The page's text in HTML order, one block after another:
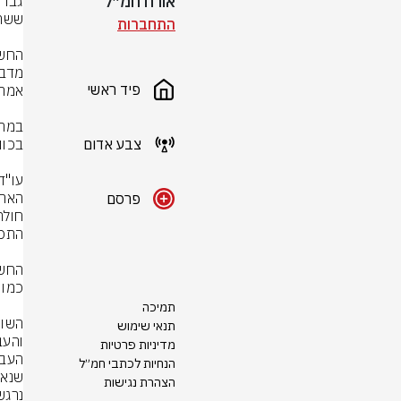
התחברות
פיד ראשי
צבע אדום
פרסם
תמיכה
תנאי שימוש
מדיניות פרטיות
הנחיות לכתבי חמ״ל
הצהרת נגישות